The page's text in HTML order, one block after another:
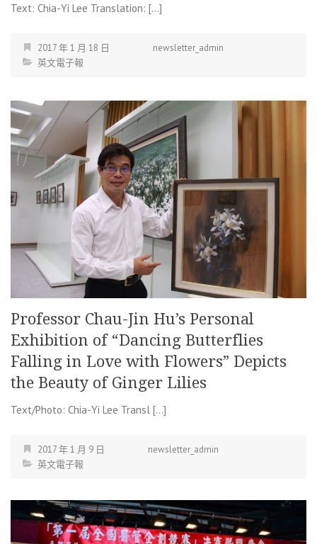
Text: Chia-Yi Lee Translation: […]
2017 年 1 月 18 日
newsletter_admin
英文電子報
Professor Chau-Jin Hu’s Personal
Exhibition of “Dancing Butterflies
Falling in Love with Flowers” Depicts
the Beauty of Ginger Lilies
Text/Photo: Chia-Yi Lee Transl […]
2017 年 1 月 9 日
newsletter_admin
英文電子報